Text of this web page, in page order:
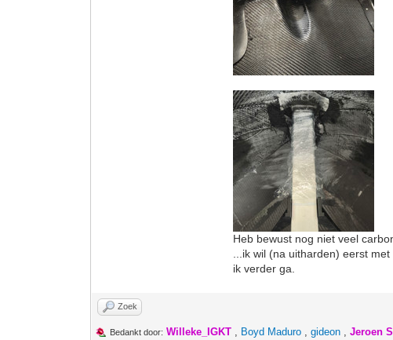
Heb bewust nog niet veel
...ik wil (na uitharden) eerst
ik verder ga.
Zoek
Bedankt door: Willeke_IGKT , Boyd Maduro ,gideon ,Jeroen S